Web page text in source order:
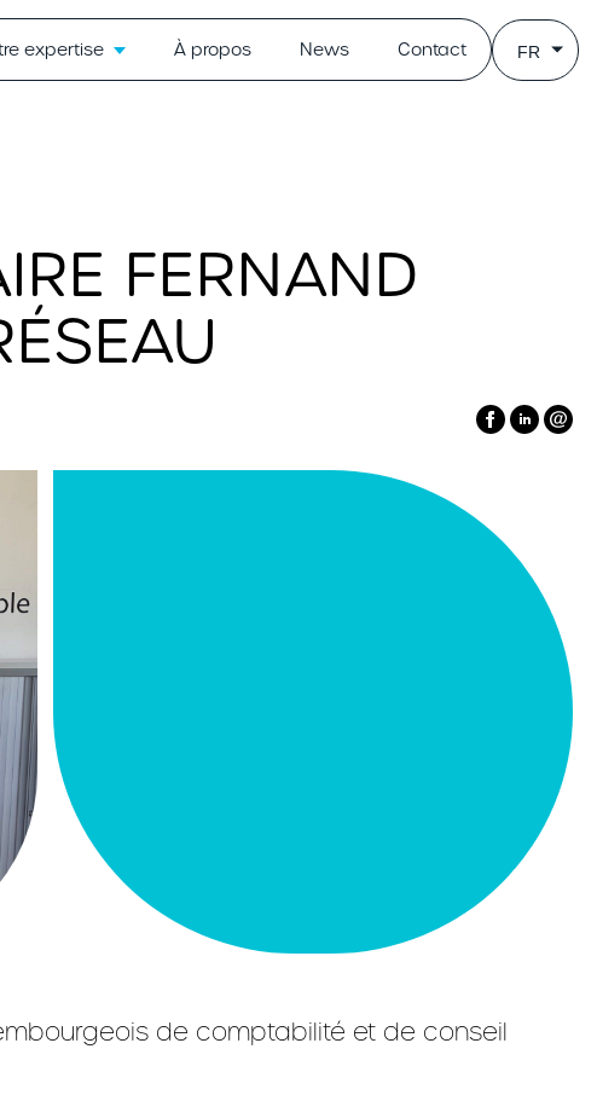
expertise À propos News Contact FR
FERNAND
de comptabilité et de conseil